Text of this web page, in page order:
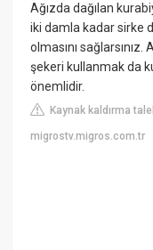
Ağızda dağılan
iki damla kadar sirke
olmasını
şekeri kullanmak da
önemlidir.
Kaynak kaldırma
migrostv.migros.com.tr